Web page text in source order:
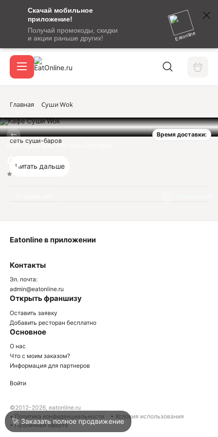
Скачай мобильное
приложение!
Получай промокоды, скидки
и акции раньше других!
Eatonline
сообщение
кодом
подтверждения
Вход / регистрация
Акции
Войти
Написать в техподдержку
Главная Суши Wok
Время доставки:
Кафе-Суши-Бар-Магазин-Доставка
Суши Wok
сеть суши-баров
Читать дальше
Контакты
Эл. почта:
admin@eatonline.ru
Открыть франшизу
Оставить заявку
Добавить ресторан бесплатно
Основное
О нас
Что с моим заказом?
Информация для партнеров
Eatonline в приложении
Войти
©2012-2026, eatonline.ru
• Политика конфиденциальности
• Условия использования
• Публичная оферта
🚀 Заказать полное продвижение